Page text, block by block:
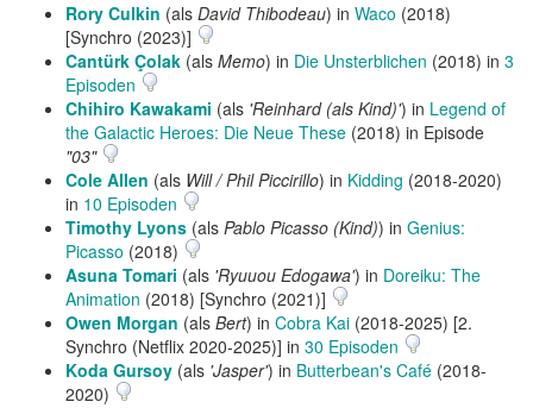
Rory Culkin (als David Thibodeau) in Waco (2018)
[Synchro (2023)]
Cantürk Çolak (als Memo) in Die Unsterblichen (2018) in 3
Episoden
Chihiro Kawakami (als 'Reinhard (als Kind)') in Legend of
the Galactic Heroes: Die Neue These (2018) in Episode
"03"
Cole Allen (als Will / Phil Piccirillo) in Kidding (2018-2020)
in 10 Episoden
Timothy Lyons (als Pablo Picasso (Kind)) in Genius:
Picasso (2018)
Asuna Tomari (als 'Ryuuou Edogawa') in Doreiku: The
Animation (2018) [Synchro (2021)]
Owen Morgan (als Bert) in Cobra Kai (2018-2025) [2.
Synchro (Netflix 2020-2025)] in 30 Episoden
Koda Gursoy (als 'Jasper') in Butterbean's Café (2018-
2020)